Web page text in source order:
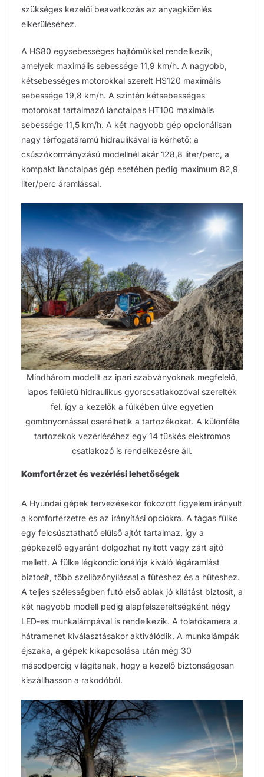
szükséges kezelői beavatkozás az anyagkiömlés
elkerüléséhez.
A HS80 egysebességes hajtóműkkel rendelkezik,
amelyek maximális sebessége 11,9 km/h. A nagyobb,
kétsebességes motorokkal szerelt HS120 maximális
sebessége 19,8 km/h. A szintén kétsebességes
motorokat tartalmazó lánctalpas HT100 maximális
sebessége 11,5 km/h. A két nagyobb gép opcionálisan
nagy térfogatáramú hidraulikával is kérhető; a
csúszókormányzású modellnél akár 128,8 liter/perc, a
kompakt lánctalpas gép esetében pedig maximum 82,9
liter/perc áramlással.
Mindhárom modellt az ipari szabványoknak megfelelő,
lapos felületű hidraulikus gyorscsatlakozóval szerelték
fel, így a kezelők a fülkében ülve egyetlen
gombnyomással cserélhetik a tartozékokat. A különféle
tartozékok vezérléséhez egy 14 tüskés elektromos
csatlakozó is rendelkezésre áll.
Komfortérzet és vezérlési lehetőségek
A Hyundai gépek tervezésekor fokozott figyelem irányult
a komfortérzetre és az irányítási opciókra. A tágas fülke
egy felcsúsztatható elülső ajtót tartalmaz, így a
gépkezelő egyaránt dolgozhat nyitott vagy zárt ajtó
mellett. A fülke légkondicionálója kiváló légáramlást
biztosít, több szellőzőnyílással a fűtéshez és a hűtéshez.
A teljes szélességben futó első ablak jó kilátást biztosít, a
két nagyobb modell pedig alapfelszereltségként négy
LED-es munkalámpával is rendelkezik. A tolatókamera a
hátramenet kiválasztásakor aktiválódik. A munkalámpák
éjszaka, a gépek kikapcsolása után még 30
másodpercig világítanak, hogy a kezelő biztonságosan
kiszállhasson a rakodóból.